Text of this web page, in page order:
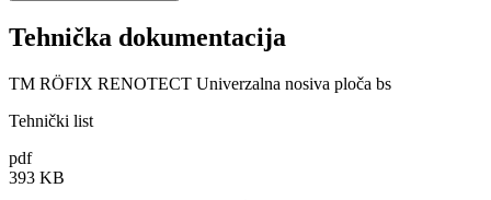
Tehnička dokumentacija
TM RÖFIX RENOTECT Univerzalna nosiva ploča bs
Tehnički list
pdf
393 KB